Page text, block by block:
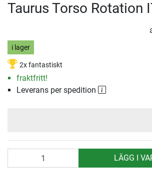
Taurus Torso Rotation
i lager
2x fantastiskt
fraktfritt!
Leverans per spedition
LÄGG I